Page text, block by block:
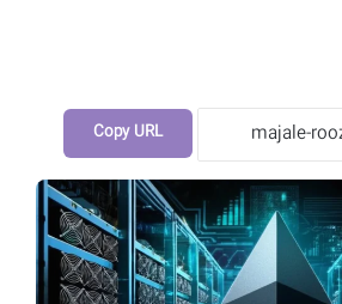
Copy URL